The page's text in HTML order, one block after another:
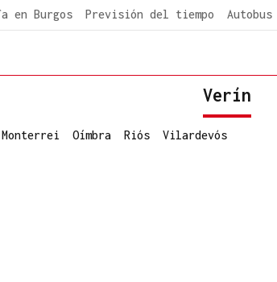
en Burgos Previsión del tiempo Autobus
Verín
Monterrei Oímbra Riós Vilardevós